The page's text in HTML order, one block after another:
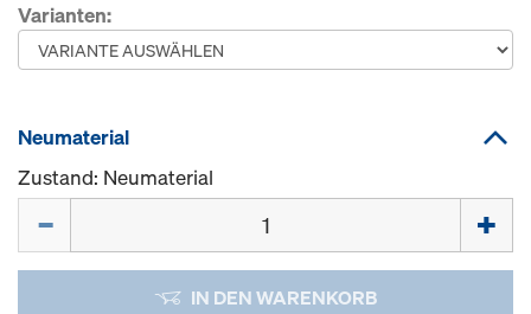
Varianten:
Neumaterial
Zustand: Neumaterial
IN DEN WARENKORB